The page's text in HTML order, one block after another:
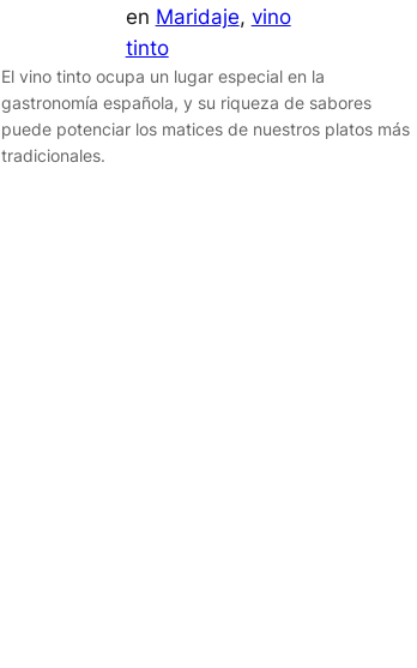
en Maridaje, vino
tinto
El vino tinto ocupa un lugar especial en la
gastronomía española, y su riqueza de sabores
puede potenciar los matices de nuestros platos más
tradicionales.